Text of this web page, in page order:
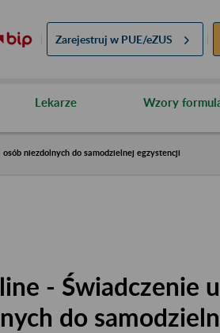
Zarejestruj w PUE/eZUS
Lekarze Wzory
niezdolnych do samodzielnej egzystencji
- Świadczenie
do